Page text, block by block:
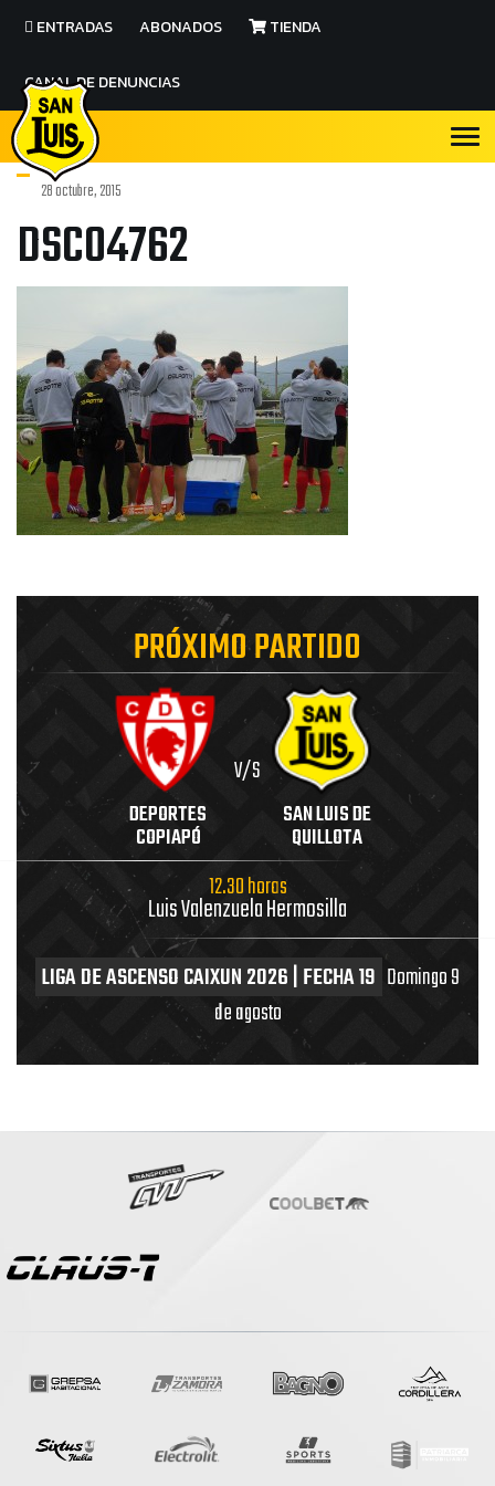
ENTRADAS ABONADOS TIENDA
CANAL DE DENUNCIAS
28 octubre, 2015
DSC04762
PRÓXIMO PARTIDO
DEPORTES
COPIAPÓ
V/S
SAN LUIS DE
QUILLOTA
12.30 horas
Luis Valenzuela Hermosilla
LIGA DE ASCENSO CAIXUN 2026 | FECHA 19 Domingo 9
de agosto